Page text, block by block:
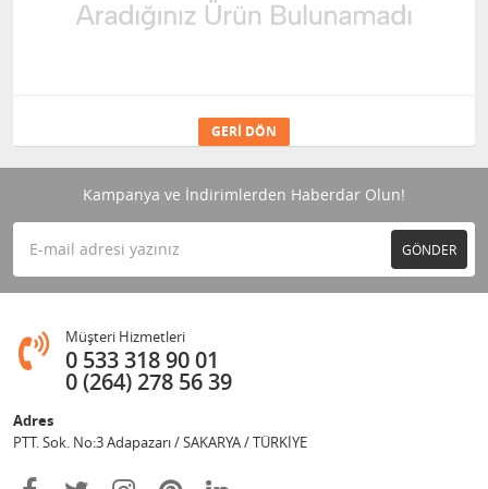
GERI DÖN
Kampanya ve İndirimlerden Haberdar Olun!
GÖNDER
Müşteri Hizmetleri
0 533 318 90 01
0 (264) 278 56 39
Adres
PTT. Sok. No:3 Adapazarı / SAKARYA / TÜRKİYE